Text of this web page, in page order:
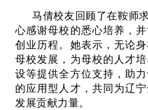
马倩校友回顾了在鞍师
心感谢母校的悉心培养，
创业历程。她表示，无论
母校发展，为母校的人才
设等提供全方位支持，助
的应用型人才，共同为辽
发展贡献力量。